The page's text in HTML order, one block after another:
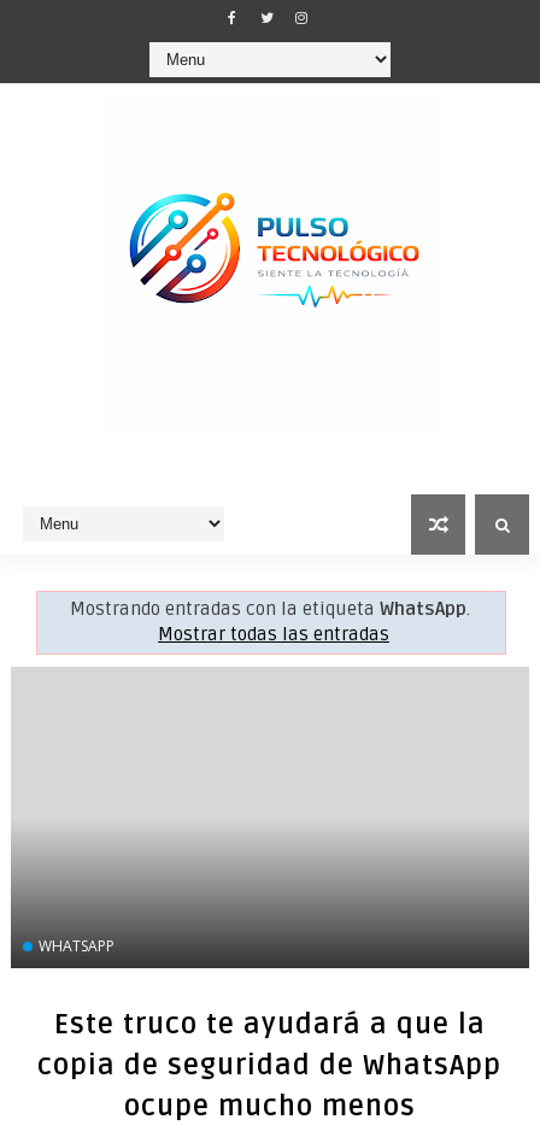
Mostrando entradas con la etiqueta WhatsApp.
Mostrar todas las entradas
WHATSAPP
Este truco te ayudará a que la
copia de seguridad de WhatsApp
ocupe mucho menos